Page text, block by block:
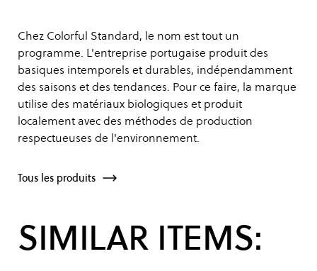
Chez Colorful Standard, le nom est tout un
programme. L'entreprise portugaise produit des
basiques intemporels et durables, indépendamment
des saisons et des tendances. Pour ce faire, la marque
utilise des matériaux biologiques et produit
localement avec des méthodes de production
respectueuses de l'environnement.
Tous les produits
SIMILAR ITEMS: